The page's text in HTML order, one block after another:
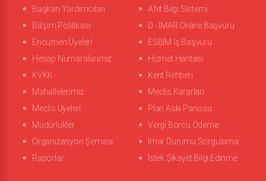
Başkan Yardımcıları
Bilişim Politikası
Encümen Üyeleri
Hesap Numaralarımız
KVKK
Mahallelerimiz
Meclis Üyeleri
Müdürlükler
Organizasyon Şeması
Raporlar
Afet Bilgi Sistemi
D - İMAR Online Başvuru
ESBİM İş Başvuru
Hizmet Haritası
Kent Rehberi
Meclis Kararları
Plan Askı Panosu
Vergi Borcu Ödeme
İmar Durumu Sorgulama
İstek Şikayet Bilgi Edinme